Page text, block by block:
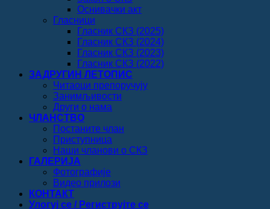
Оснивачки акт
Гласници
Гласник СКЗ (2025)
Гласник СКЗ (2024)
Гласник СКЗ (2023)
Гласник СКЗ (2022)
ЗАДРУГИН ЛЕТОПИС
Читаоци препоручују
Занимљивости
Други о нама
ЧЛАНСТВО
Постаните члан
Приступница
Наши чланови о СКЗ
ГАЛЕРИЈА
Фотографије
Видео прилози
КОНТАКТ
Улогуј се / Региструјте се